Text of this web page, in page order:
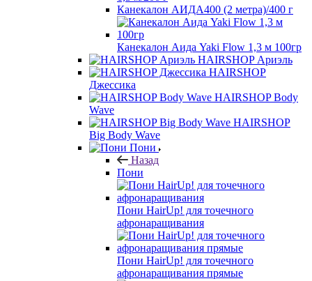
Канекалон АИДА400 (2 метра)/400 г
Канекалон Аида Yaki Flow 1,3 м 100гр
HAIRSHOP Ариэль
HAIRSHOP
Джессика
HAIRSHOP Body
Wave
HAIRSHOP
Big Body Wave
Пони
Назад
Пони
Пони HairUp! для точечного
афронаращивания
Пони HairUp! для точечного
афронаращивания прямые